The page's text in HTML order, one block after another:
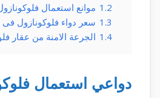
1.2 موانع استعمال
1.3 سعر دواء فلوكونازول
1.4 الجرعة الامنة من عقار
دواعي استعمال